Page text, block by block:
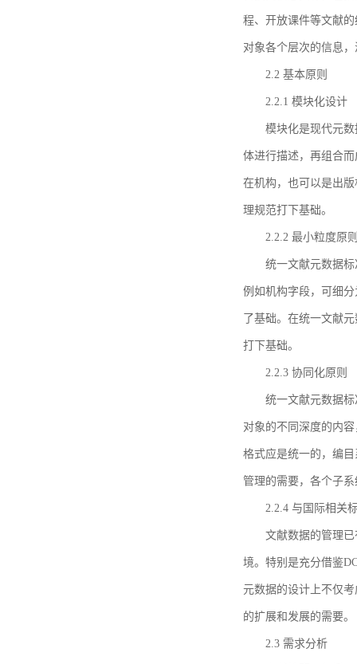
程、开放课件等文献
对象各个层次的信息
2.2 基本原则
2.2.1 模块化设计
模块化是现代元
体进行描述，再组合
在机构，也可以是出
理规范打下基础。
2.2.2 最小粒度原
统一文献元数据
例如机构字段，可细
了基础。在统一文献
打下基础。
2.2.3 协同化原则
统一文献元数据
对象的不同深度的内
格式应是统一的，编
管理的需要，各个子
2.2.4 与国际相关
文献数据的管理
境。特别是充分借鉴
元数据的设计上不仅
的扩展和发展的需要。
2.3 需求分析